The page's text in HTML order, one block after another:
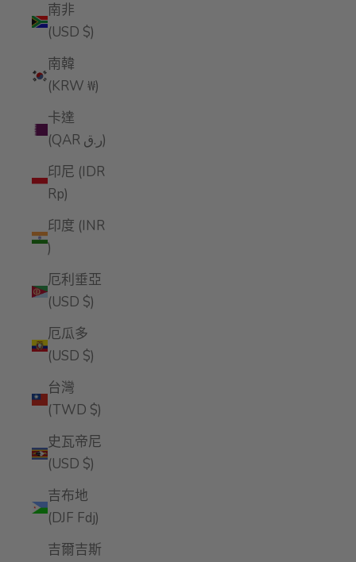
南非
(USD $)
南韓
(KRW ₩)
卡達
(QAR ر.ق)
印尼 (IDR
Rp)
印度 (INR
₹)
厄利垂亞
(USD $)
厄瓜多
(USD $)
台灣
(TWD $)
史瓦帝尼
(USD $)
吉布地
(DJF Fdj)
吉爾吉斯